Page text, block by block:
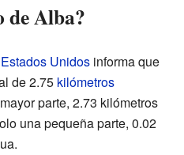
de Alba?
Unidos informa que
de 2.75 kilómetros
parte, 2.73 kilómetros
una pequeña parte, 0.02